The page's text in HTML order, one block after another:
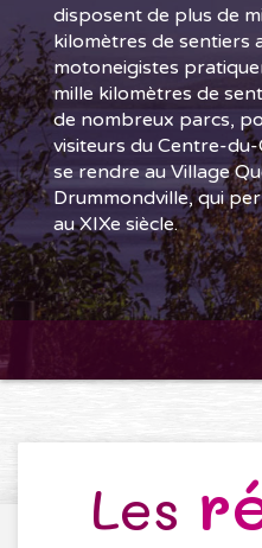
disposent de plus de
kilomètres de sentiers
motoneigistes
mille kilomètres de
de nombreux parcs,
visiteurs du Centre-
se rendre au Village
Drummondville, qui
au XIXe siècle.
Les